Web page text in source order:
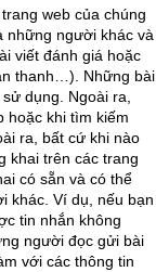
web của chúng
những người khác và
viết đánh giá hoặc
thanh…). Những bài
dụng. Ngoài ra,
hoặc khi tìm kiếm
ra, bất cứ khi nào
khai trên các trang
có sẵn và có thể
khác. Ví dụ, nếu bạn
tin nhắn không
người đọc gửi bài
với các thông tin